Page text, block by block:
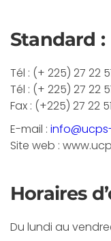
Standard :
Tél : (+ 225) 27 22
Tél : (+ 225) 27 22
Fax : (+225) 27 22
E-mail :
Site web :
Horaires
Du lundi au